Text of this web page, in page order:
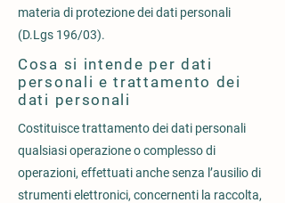
materia di protezione dei dati personali
(D.Lgs 196/03).
Cosa si intende per dati
personali e trattamento dei
dati personali
Costituisce trattamento dei dati personali
qualsiasi operazione o complesso di
operazioni, effettuati anche senza l’ausilio di
strumenti elettronici, concernenti la raccolta,